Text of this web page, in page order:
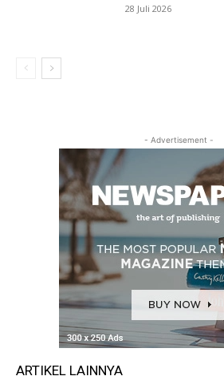
28 Juli 2026
- Advertisement -
ARTIKEL LAINNYA